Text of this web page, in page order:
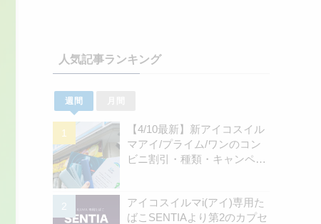
人気記事ランキング
週間
【4/10最新】新アイコスイル
マアイ/プライム/ワンのコン
ビニ割引・種類・キャンペー
アイコスイルマi(アイ)専用た
ばこSENTIAより第2のカプセ